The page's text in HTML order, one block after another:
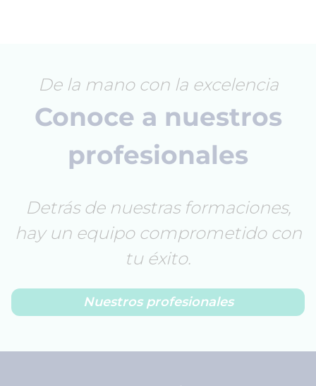
De la mano con la excelencia
Conoce a nuestros
profesionales
Detrás de nuestras formaciones,
hay un equipo comprometido con
tu éxito.
Nuestros profesionales